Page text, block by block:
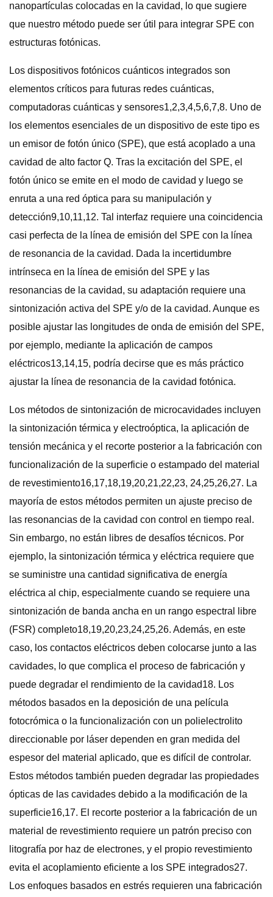
nanopartículas colocadas en la cavidad, lo que sugiere
que nuestro método puede ser útil para integrar SPE con
estructuras fotónicas.
Los dispositivos fotónicos cuánticos integrados son
elementos críticos para futuras redes cuánticas,
computadoras cuánticas y sensores1,2,3,4,5,6,7,8. Uno de
los elementos esenciales de un dispositivo de este tipo es
un emisor de fotón único (SPE), que está acoplado a una
cavidad de alto factor Q. Tras la excitación del SPE, el
fotón único se emite en el modo de cavidad y luego se
enruta a una red óptica para su manipulación y
detección9,10,11,12. Tal interfaz requiere una coincidencia
casi perfecta de la línea de emisión del SPE con la línea
de resonancia de la cavidad. Dada la incertidumbre
intrínseca en la línea de emisión del SPE y las
resonancias de la cavidad, su adaptación requiere una
sintonización activa del SPE y/o de la cavidad. Aunque es
posible ajustar las longitudes de onda de emisión del SPE,
por ejemplo, mediante la aplicación de campos
eléctricos13,14,15, podría decirse que es más práctico
ajustar la línea de resonancia de la cavidad fotónica.
Los métodos de sintonización de microcavidades incluyen
la sintonización térmica y electroóptica, la aplicación de
tensión mecánica y el recorte posterior a la fabricación con
funcionalización de la superficie o estampado del material
de revestimiento16,17,18,19,20,21,22,23, 24,25,26,27. La
mayoría de estos métodos permiten un ajuste preciso de
las resonancias de la cavidad con control en tiempo real.
Sin embargo, no están libres de desafíos técnicos. Por
ejemplo, la sintonización térmica y eléctrica requiere que
se suministre una cantidad significativa de energía
eléctrica al chip, especialmente cuando se requiere una
sintonización de banda ancha en un rango espectral libre
(FSR) completo18,19,20,23,24,25,26. Además, en este
caso, los contactos eléctricos deben colocarse junto a las
cavidades, lo que complica el proceso de fabricación y
puede degradar el rendimiento de la cavidad18. Los
métodos basados ​​en la deposición de una película
fotocrómica o la funcionalización con un polielectrolito
direccionable por láser dependen en gran medida del
espesor del material aplicado, que es difícil de controlar.
Estos métodos también pueden degradar las propiedades
ópticas de las cavidades debido a la modificación de la
superficie16,17. El recorte posterior a la fabricación de un
material de revestimiento requiere un patrón preciso con
litografía por haz de electrones, y el propio revestimiento
evita el acoplamiento eficiente a los SPE integrados27.
Los enfoques basados ​​en estrés requieren una fabricación